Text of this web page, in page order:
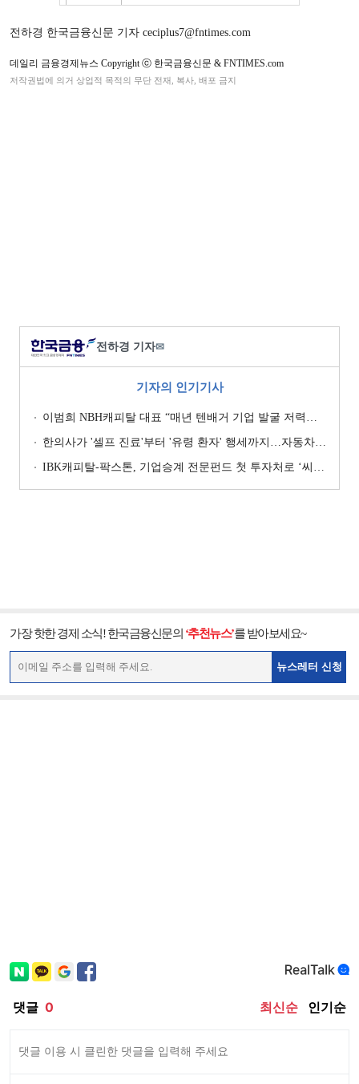
전하경 한국금융신문 기자 ceciplus7@fntimes.com
데일리 금융경제뉴스 Copyright ⓒ 한국금융신문 & FNTIMES.com
저작권법에 의거 상업적 목적의 무단 전재, 복사, 배포 금지
전하경 기자✉
기자의 인기기사
이범희 NBH캐피탈 대표 “매년 텐배거 기업 발굴 저력…올해 ROE 20% 목표”
한의사가 '셀프 진료'부터 '유령 환자' 행세까지…자동차보험 악용 심각 [경상환자 8주룰 도입 초읽기]
IBK캐피탈-팍스톤, 기업승계 전문펀드 첫 투자처로 ‘씨엠디기술단’ 낙점 [캐피탈사 돋보기]
가장 핫한 경제 소식! 한국금융신문의 ‘추천뉴스’를 받아보세요~
뉴스레터 신청